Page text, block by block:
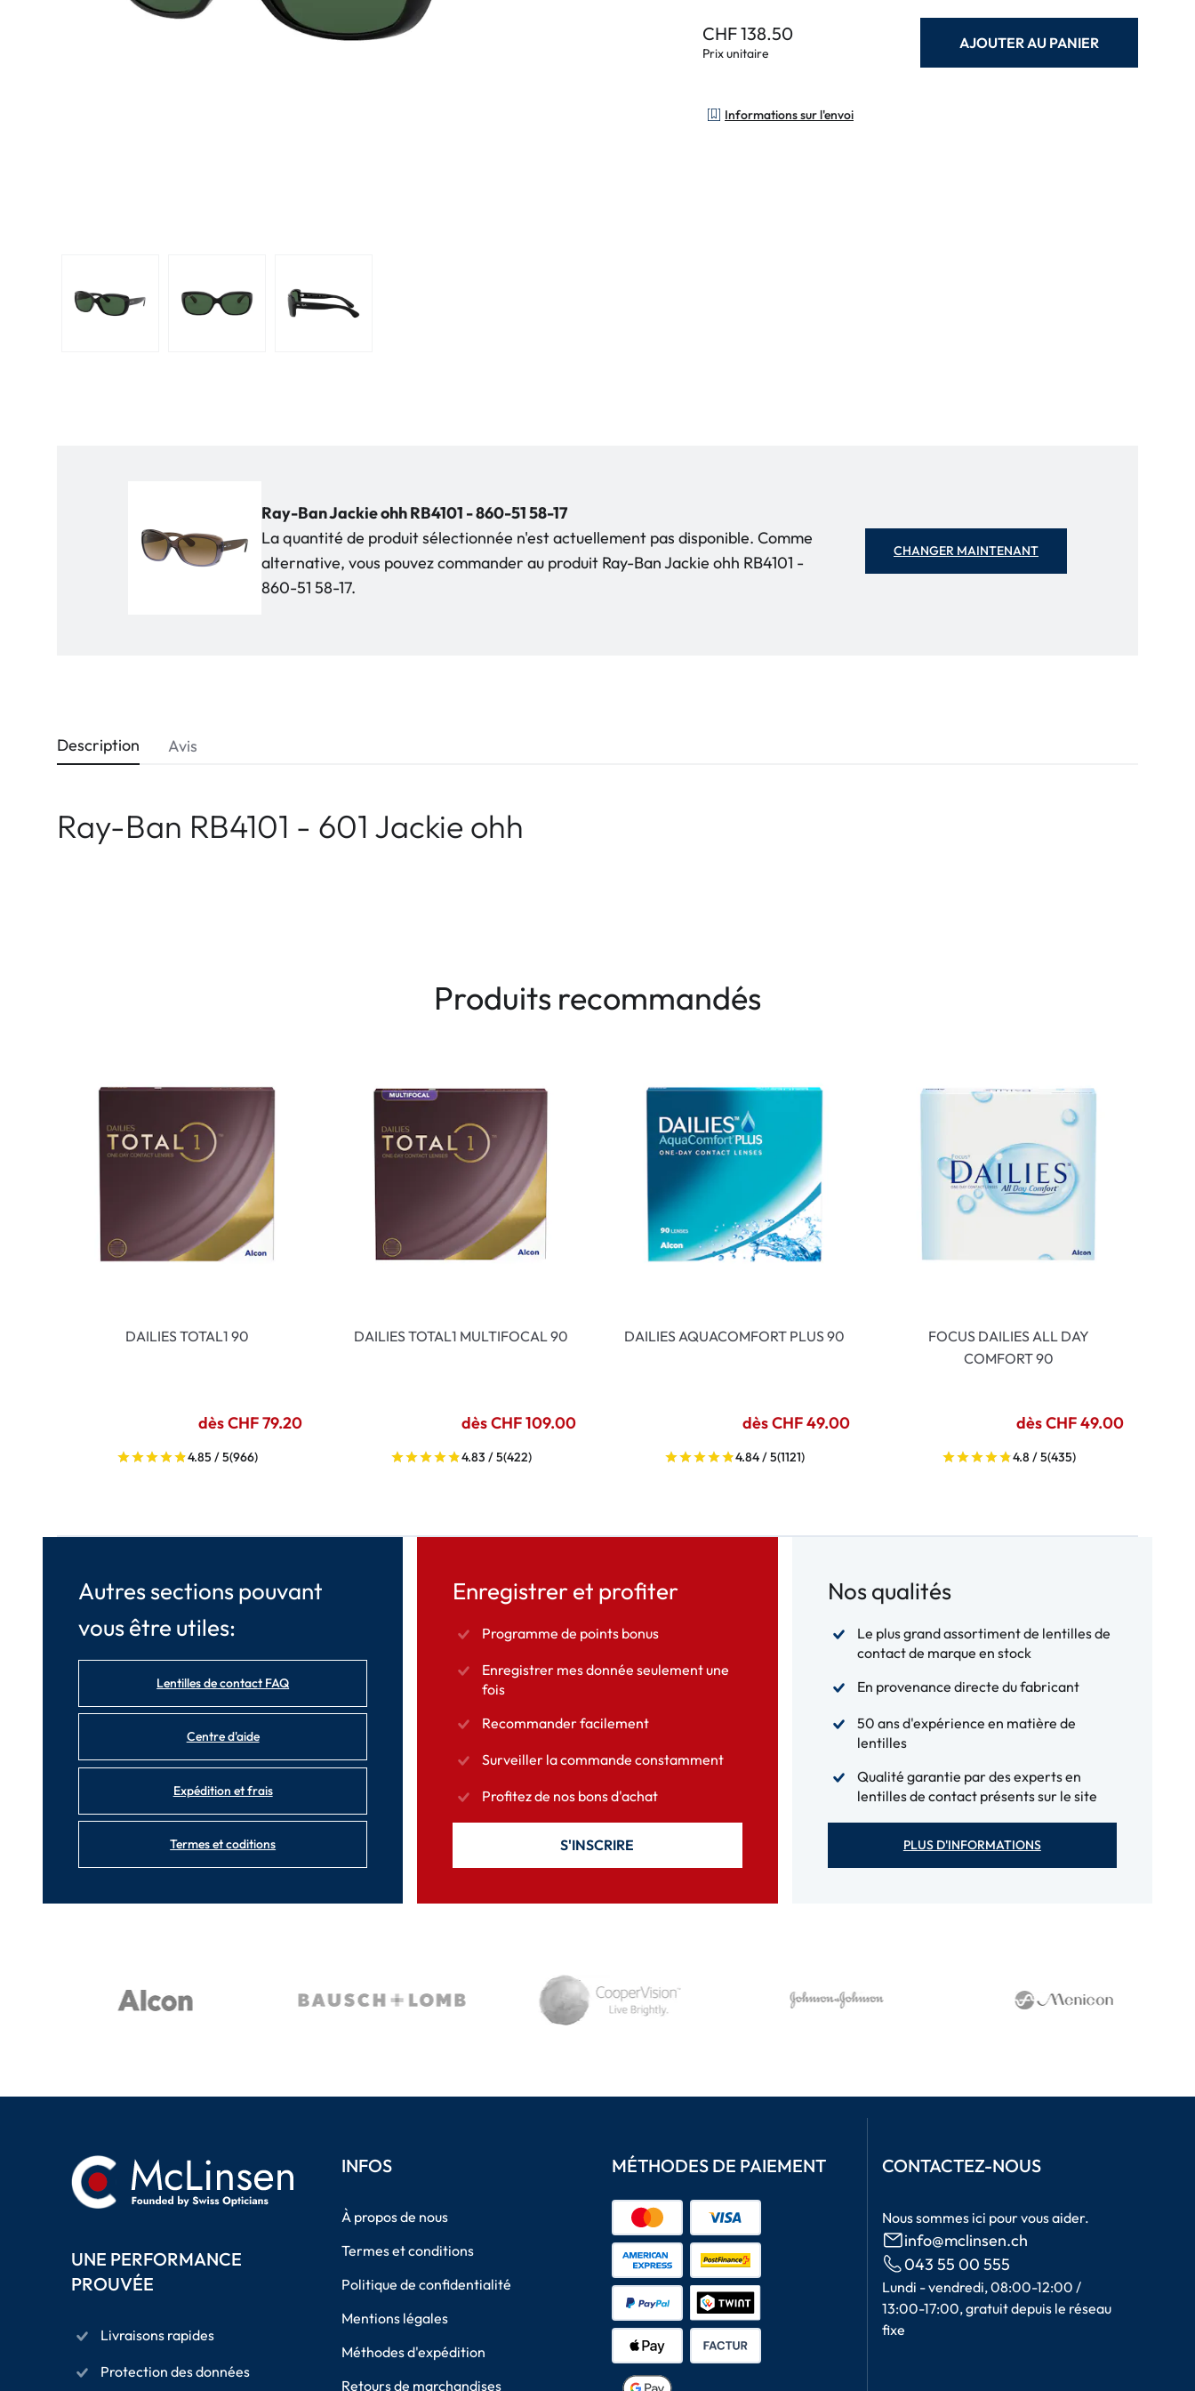
CHF 138.50
Prix unitaire
AJOUTER AU PANIER
Informations sur l'envoi
Ray-Ban Jackie ohh RB4101 - 860-51 58-17
La quantité de produit sélectionnée n'est actuellement pas disponible. Comme
alternative, vous pouvez commander au produit Ray-Ban Jackie ohh RB4101 -
860-51 58-17.
CHANGER MAINTENANT
Description
Ray-Ban RB4101 - 601 Jackie ohh
Avis
Produits recommandés
DAILIES TOTAL1 90
dès CHF 79.20
4.85 / 5(966)
DAILIES TOTAL1 MULTIFOCAL 90
dès CHF 109.00
4.83 / 5(422)
DAILIES AQUACOMFORT PLUS 90
dès CHF 49.00
4.84 / 5(1121)
FOCUS DAILIES ALL DAY
COMFORT 90
dès CHF 49.00
4.8 / 5(435)
Autres sections pouvant
vous être utiles:
Lentilles de contact FAQ
Centre d'aide
Expédition et frais
Termes et coditions
Enregistrer et profiter
Programme de points bonus
Enregistrer mes donnée seulement une
fois
Recommander facilement
Surveiller la commande constamment
Profitez de nos bons d'achat
S'INSCRIRE
Nos qualités
Le plus grand assortiment de lentilles de
contact de marque en stock
En provenance directe du fabricant
50 ans d'expérience en matière de
lentilles
Qualité garantie par des experts en
lentilles de contact présents sur le site
PLUS D'INFORMATIONS
UNE PERFORMANCE
PROUVÉE
Livraisons rapides
Protection des données
INFOS
À propos de nous
Termes et conditions
Politique de confidentialité
Mentions légales
Méthodes d'expédition
Retours de marchandises
MÉTHODES DE PAIEMENT CONTACTEZ-NOUS
Nous sommes ici pour vous aider.
info@mclinsen.ch
043 55 00 555
Lundi - vendredi, 08:00-12:00 /
13:00-17:00, gratuit depuis le réseau
fixe